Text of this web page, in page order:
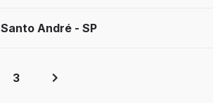
Santo André - SP
3